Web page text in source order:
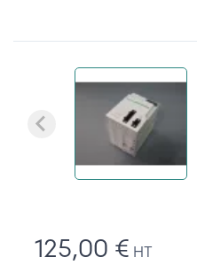
125,00 € HT